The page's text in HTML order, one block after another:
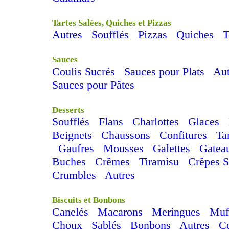
Tartes Salées, Quiches et Pizzas
Autres Soufflés Pizzas Quiches
Sauces
Coulis Sucrés Sauces pour Plats
Sauces pour Pâtes
Desserts
Soufflés Flans Charlottes Glaces
Beignets
Chaussons Confitures
Gaufres
Mousses Galettes
Buches
Crêmes Tiramisu
Crêpes
Crumbles
Autres
Biscuits et Bonbons
Canelés Macarons Meringues
Choux
Sablés Bonbons Autres